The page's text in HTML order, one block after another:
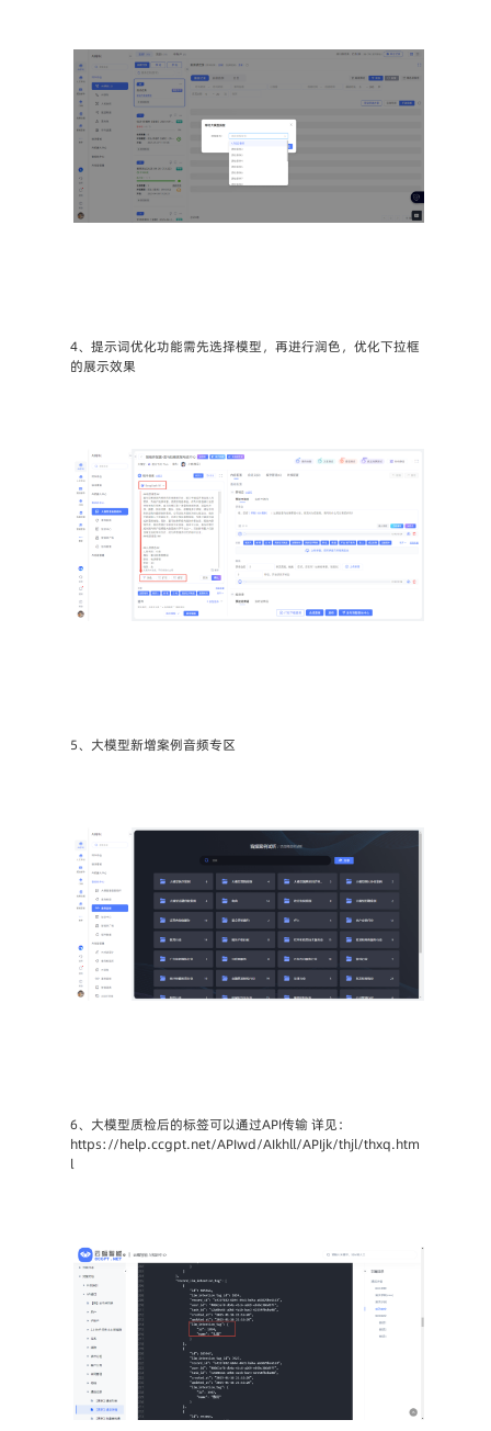
4、提示词优化功能需先选择模型，再进行润色，优化下拉框
的展示效果
5、大模型新增案例音频专区
6、大模型质检后的标签可以通过API传输 详见：
https://help.ccgpt.net/APIwd/AIkhll/APIjk/thjl/thxq.htm
l